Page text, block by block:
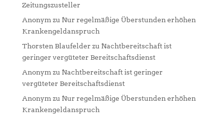
Zeitungszusteller
Anonym zu Nur regelmäßige Überstunden erhöhen
Krankengeldanspruch
Thorsten Blaufelder zu Nachtbereitschaft ist
geringer vergüteter Bereitschaftsdienst
Anonym zu Nachtbereitschaft ist geringer
vergüteter Bereitschaftsdienst
Anonym zu Nur regelmäßige Überstunden erhöhen
Krankengeldanspruch